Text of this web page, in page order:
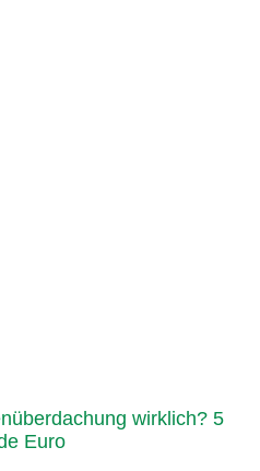
wirklich? 5
Euro